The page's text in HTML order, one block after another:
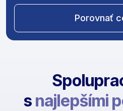
Porovnať
s najlepšími